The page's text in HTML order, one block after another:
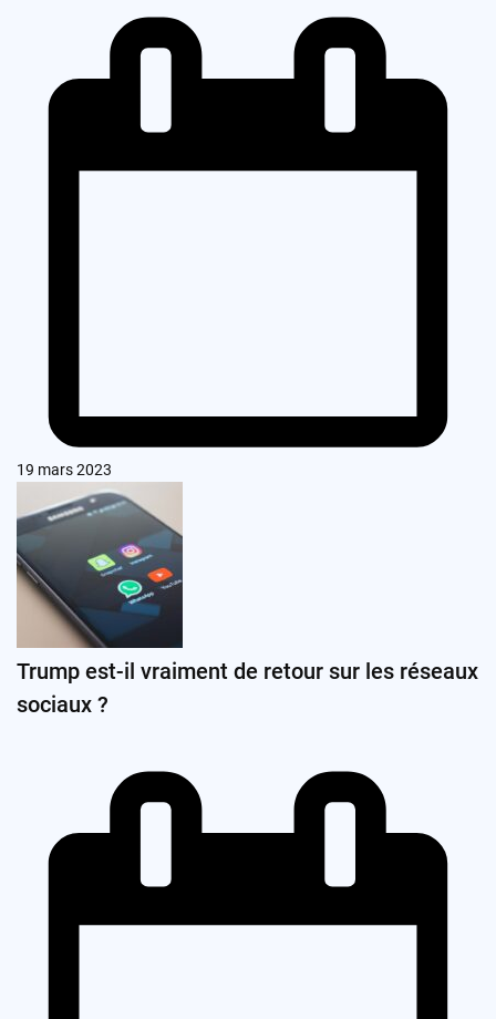
19 mars 2023
Trump est-il vraiment de retour sur les réseaux
sociaux ?